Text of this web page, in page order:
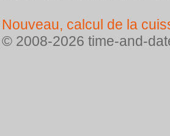
Nouveau, calcul de la
© 2008-2026 time-and-